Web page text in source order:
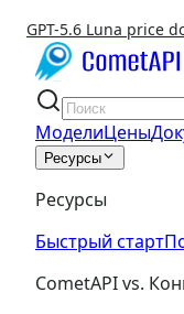
GPT-5.6 Luna price
МоделиЦены
Ресурсы
Ресурсы
Быстрый старт
CometAPI vs.